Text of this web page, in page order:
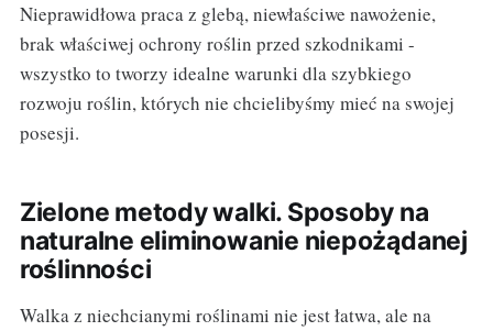
Nieprawidłowa praca z glebą, niewłaściwe nawożenie,
brak właściwej ochrony roślin przed szkodnikami -
wszystko to tworzy idealne warunki dla szybkiego
rozwoju roślin, których nie chcielibyśmy mieć na swojej
posesji.
Zielone metody walki. Sposoby na
naturalne eliminowanie niepożądanej
roślinności
Walka z niechcianymi roślinami nie jest łatwa, ale na